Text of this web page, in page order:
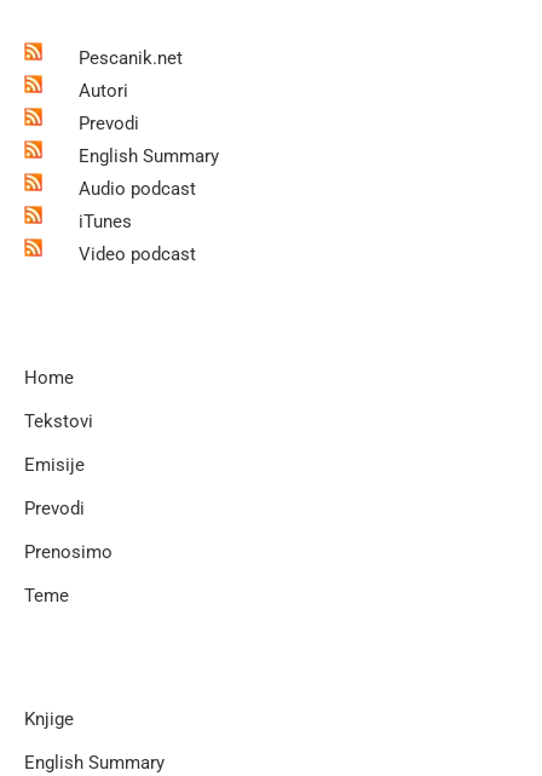
Pescanik.net
Autori
Prevodi
English Summary
Audio podcast
iTunes
Video podcast
Home
Tekstovi
Emisije
Prevodi
Prenosimo
Teme
Knjige
English Summary